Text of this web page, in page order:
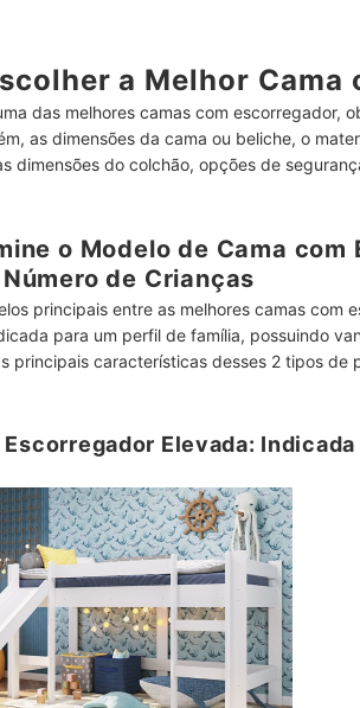
a Melhor Cama
das melhores camas com escorregador,
as dimensões da cama ou beliche, o
dimensões do colchão, opções de
o Modelo de Cama
de Crianças
principais entre as melhores camas com
para um perfil de família, possuindo
principais características desses 2 tipos de
Escorregador Elevada: